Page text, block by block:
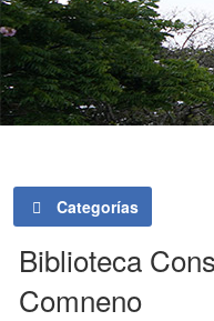
Categorías
Biblioteca
Comneno